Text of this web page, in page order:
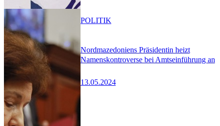
Nordmazedoniens Präsidentin heizt
Namenskontroverse bei Amtseinführung an
13.05.2024
POLITIK